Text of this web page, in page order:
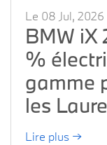
Le 08 Jul, 2026
BMW iX
%
gamme
les
Lire plus →